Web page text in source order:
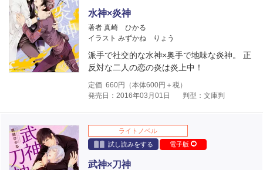
水神×炎神
著者 真崎 ひかる
イラスト みずかね りょう
派手で社交的な水神×奥手で地味な炎神。 正
反対な二人の恋の炎は炎上中！
定価 660円（本体600円＋税）
発売日：2016年03月01日
判型：文庫判
ライトノベル
試し読みをする
電子版
武神×刀神